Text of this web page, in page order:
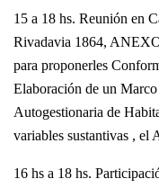
15 a 18 hs. Reunión en
Rivadavia 1864,
para proponerles
Elaboración de un
Autogestionaria de
variables sustantivas , el
16 hs a 18 hs.